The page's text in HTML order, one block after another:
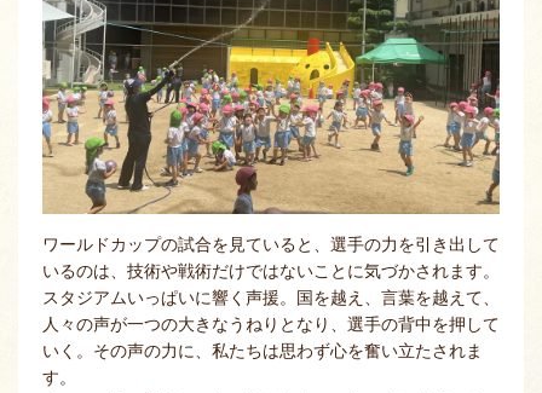
ワールドカップの試合を見ていると、選手の力を引き出して
いるのは、技術や戦術だけではないことに気づかされます。
スタジアムいっぱいに響く声援。国を越え、言葉を越えて、
人々の声が一つの大きなうねりとなり、選手の背中を押して
いく。その声の力に、私たちは思わず心を奮い立たされま
す。